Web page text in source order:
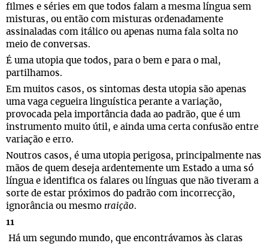
filmes e séries em que todos falam a mesma língua sem
misturas, ou então com misturas ordenadamente
assinaladas com itálico ou apenas numa fala solta no
meio de conversas.
É uma utopia que todos, para o bem e para o mal,
partilhamos.
Em muitos casos, os sintomas desta utopia são apenas
uma vaga cegueira linguística perante a variação,
provocada pela importância dada ao padrão, que é um
instrumento muito útil, e ainda uma certa confusão entre
variação e erro.
Noutros casos, é uma utopia perigosa, principalmente nas
mãos de quem deseja ardentemente um Estado a uma só
língua e identifica os falares ou línguas que não tiveram a
sorte de estar próximos do padrão com incorrecção,
ignorância ou mesmo traição.
11
Há um segundo mundo, que encontrávamos às claras